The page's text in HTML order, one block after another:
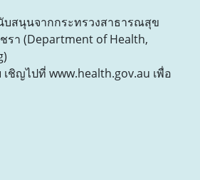
บสนุนจากกระทรวงสาธารณสุข
รา (Department of Health,
เชิญไปที่ www.health.gov.au เพื่อ